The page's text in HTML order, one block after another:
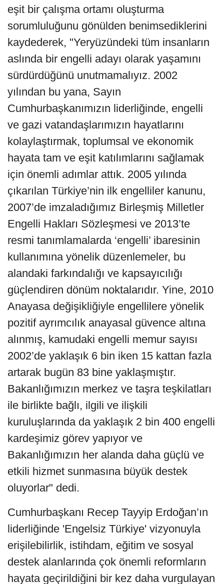
eşit bir çalışma ortamı oluşturma
sorumluluğunu gönülden benimsediklerini
kaydederek, "Yeryüzündeki tüm insanların
aslında bir engelli adayı olarak yaşamını
sürdürdüğünü unutmamalıyız. 2002
yılından bu yana, Sayın
Cumhurbaşkanımızın liderliğinde, engelli
ve gazi vatandaşlarımızın hayatlarını
kolaylaştırmak, toplumsal ve ekonomik
hayata tam ve eşit katılımlarını sağlamak
için önemli adımlar attık. 2005 yılında
çıkarılan Türkiye’nin ilk engelliler kanunu,
2007’de imzaladığımız Birleşmiş Milletler
Engelli Hakları Sözleşmesi ve 2013’te
resmi tanımlamalarda ‘engelli’ ibaresinin
kullanımına yönelik düzenlemeler, bu
alandaki farkındalığı ve kapsayıcılığı
güçlendiren dönüm noktalarıdır. Yine, 2010
Anayasa değişikliğiyle engellilere yönelik
pozitif ayrımcılık anayasal güvence altına
alınmış, kamudaki engelli memur sayısı
2002’de yaklaşık 6 bin iken 15 kattan fazla
artarak bugün 83 bine yaklaşmıştır.
Bakanlığımızın merkez ve taşra teşkilatları
ile birlikte bağlı, ilgili ve ilişkili
kuruluşlarında da yaklaşık 2 bin 400 engelli
kardeşimiz görev yapıyor ve
Bakanlığımızın her alanda daha güçlü ve
etkili hizmet sunmasına büyük destek
oluyorlar" dedi.
Cumhurbaşkanı Recep Tayyip Erdoğan’ın
liderliğinde 'Engelsiz Türkiye' vizyonuyla
erişilebilirlik, istihdam, eğitim ve sosyal
destek alanlarında çok önemli reformların
hayata geçirildiğini bir kez daha vurgulayan